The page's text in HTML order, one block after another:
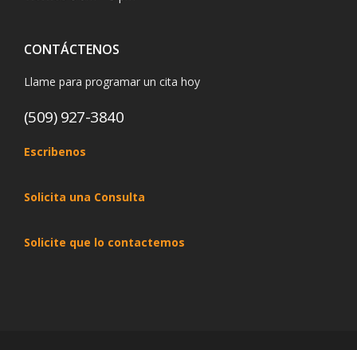
CONTÁCTENOS
Llame para programar un cita hoy
(509) 927-3840
Escribenos
Solicita una Consulta
Solicite que lo contactemos